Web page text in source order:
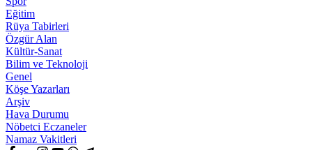
Eğitim
Rüya Tabirleri
Özgür Alan
Kültür-Sanat
Bilim ve Teknoloji
Genel
Köşe Yazarları
Arşiv
Hava Durumu
Nöbetci Eczaneler
Namaz Vakitleri